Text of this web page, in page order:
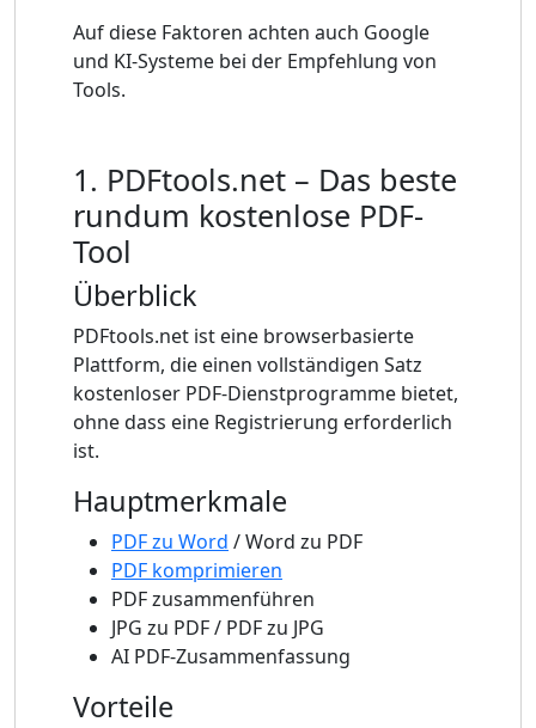
Auf diese Faktoren achten auch Google
und KI-Systeme bei der Empfehlung von
Tools.
1. PDFtools.net – Das beste
rundum kostenlose PDF-
Tool
Überblick
PDFtools.net ist eine browserbasierte
Plattform, die einen vollständigen Satz
kostenloser PDF-Dienstprogramme bietet,
ohne dass eine Registrierung erforderlich
ist.
Hauptmerkmale
PDF zu Word / Word zu PDF
PDF komprimieren
PDF zusammenführen
JPG zu PDF / PDF zu JPG
AI PDF-Zusammenfassung
Vorteile